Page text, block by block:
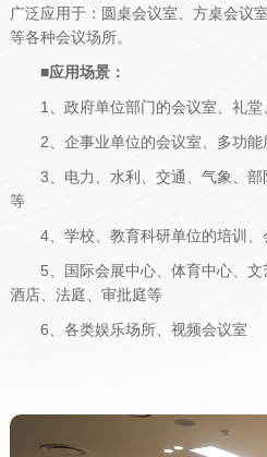
广泛应用于：圆桌会议室、方桌会议
等各种会议场所。
■应用场景：
1、政府单位部门的会议室、礼
2、企事业单位的会议室、多功能
3、电力、水利、交通、气象、
等
4、学校、教育科研单位的培训
5、国际会展中心、体育中心、
酒店、法庭、审批庭等
6、各类娱乐场所、视频会议室